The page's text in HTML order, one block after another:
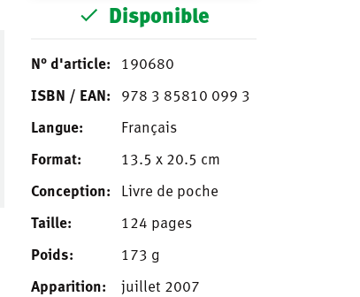
Disponible
N° d'article: 190680
ISBN / EAN: 978 3 85810 099 3
Langue:
Français
Format:
13.5 x 20.5 cm
Conception: Livre de poche
Taille:
124 pages
Poids:
173 g
Apparition:
juillet 2007